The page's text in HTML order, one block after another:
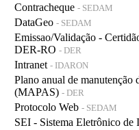
Contracheque - SEDAM
DataGeo - SEDAM
Emissao/Validação -
DER-RO - DER
Intranet - IDARON
Plano anual de manutenção
(MAPAS) - DER
Protocolo Web - SEDAM
SEI - Sistema Eletrônico de